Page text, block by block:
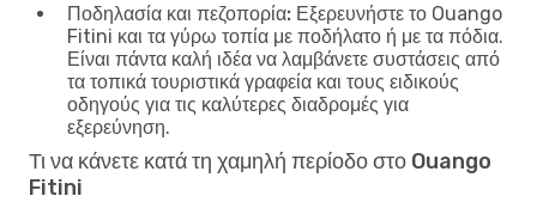
Ποδηλασία και πεζοπορία: Εξερευνήστε το Ouango
Fitini και τα γύρω τοπία με ποδήλατο ή με τα πόδια.
Είναι πάντα καλή ιδέα να λαμβάνετε συστάσεις από
τα τοπικά τουριστικά γραφεία και τους ειδικούς
οδηγούς για τις καλύτερες διαδρομές για
εξερεύνηση.
Τι να κάνετε κατά τη χαμηλή περίοδο στο Ouango
Fitini